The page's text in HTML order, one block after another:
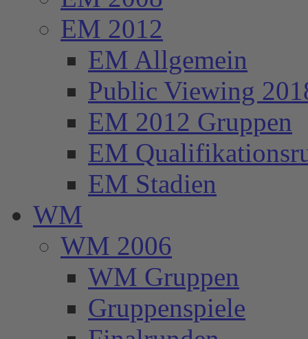
EM 2012
EM Allgemein
Public Viewing
EM 2012 Gruppen
EM
EM Stadien
WM
WM 2006
WM Gruppen
Gruppenspiele